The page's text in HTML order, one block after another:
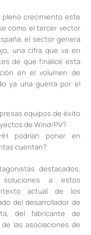
pleno crecimiento este
como el tercer vector
el sector genera
una cifra que va en
de que finalice esta
en el volumen de
ya una guerra por el
equipos de éxito
de Wind/PV?
podrían poner en
cuentan?
destacados,
soluciones a estos
actual de los
del desarrollador de
del fabricante de
las asociaciones de